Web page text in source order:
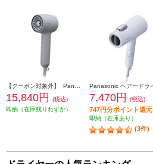
15,840円
(税込)
即納（在庫残りわずか）
7,470円 (税込)
747円分ポイント還元
即納（在庫あり）
(3件)